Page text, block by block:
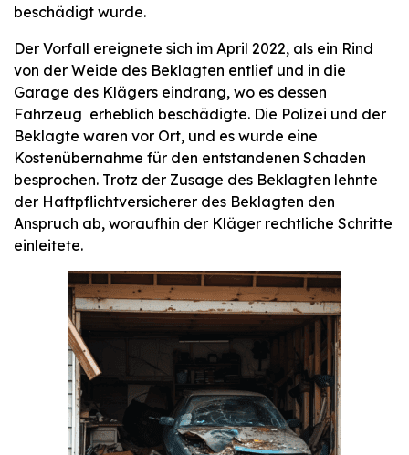
beschädigt wurde.
Der Vorfall ereignete sich im April 2022, als ein Rind
von der Weide des Beklagten entlief und in die
Garage des Klägers eindrang, wo es dessen
Fahrzeug erheblich beschädigte. Die Polizei und der
Beklagte waren vor Ort, und es wurde eine
Kostenübernahme für den entstandenen Schaden
besprochen. Trotz der Zusage des Beklagten lehnte
der Haftpflichtversicherer des Beklagten den
Anspruch ab, woraufhin der Kläger rechtliche Schritte
einleitete.